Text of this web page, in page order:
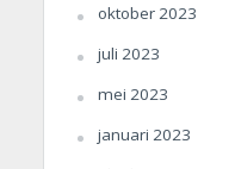
oktober 2023
juli 2023
mei 2023
januari 2023